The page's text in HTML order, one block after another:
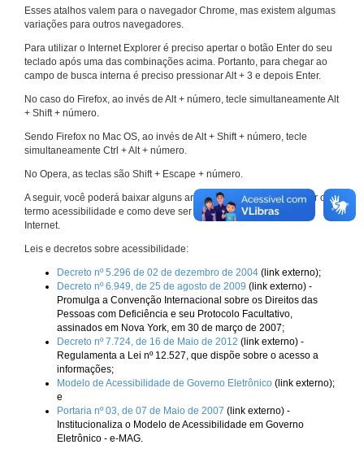
Esses atalhos valem para o navegador Chrome, mas existem algumas
variações para outros navegadores.
Para utilizar o Internet Explorer é preciso apertar o botão Enter do seu
teclado após uma das combinações acima. Portanto, para chegar ao
campo de busca interna é preciso pressionar Alt + 3 e depois Enter.
No caso do Firefox, ao invés de Alt + número, tecle simultaneamente Alt
+ Shift + número.
Sendo Firefox no Mac OS, ao invés de Alt + Shift + número, tecle
simultaneamente Ctrl + Alt + número.
No Opera, as teclas são Shift + Escape + número.
A seguir, você poderá baixar alguns arquivos que explicam melhor o
termo acessibilidade e como deve ser implementado nos sites da
Internet.
Leis e decretos sobre acessibilidade:
Decreto nº 5.296 de 02 de dezembro de 2004 (link externo);
Decreto nº 6.949, de 25 de agosto de 2009 (link externo) -
Promulga a Convenção Internacional sobre os Direitos das
Pessoas com Deficiência e seu Protocolo Facultativo,
assinados em Nova York, em 30 de março de 2007;
Decreto nº 7.724, de 16 de Maio de 2012 (link externo) -
Regulamenta a Lei nº 12.527, que dispõe sobre o acesso a
informações;
Modelo de Acessibilidade de Governo Eletrônico (link externo);
e
Portaria nº 03, de 07 de Maio de 2007 (link externo) -
Institucionaliza o Modelo de Acessibilidade em Governo
Eletrônico - e-MAG.